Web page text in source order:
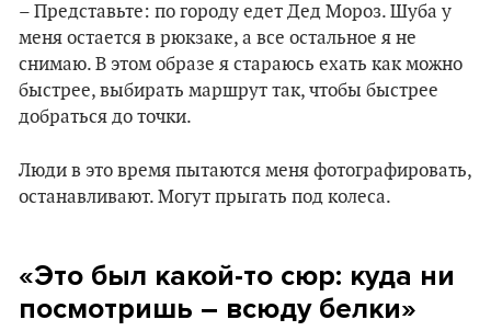
– Представьте: по городу едет Дед Мороз. Шуба у
меня остается в рюкзаке, а все остальное я не
снимаю. В этом образе я стараюсь ехать как можно
быстрее, выбирать маршрут так, чтобы быстрее
добраться до точки.
Люди в это время пытаются меня фотографировать,
останавливают. Могут прыгать под колеса.
«Это был какой-то сюр: куда ни
посмотришь – всюду белки»